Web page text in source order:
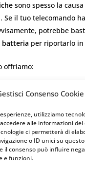
Consenso Cookie
utilizziamo
alle informazioni del
ci permetterà di
o ID unici su
il consenso può influire
e funzioni.
sono spesso la
Se il tuo telecomando
potrebbe
batteria per riportarlo in
offriamo:
telecomando
con
dei circuiti interniper
pulsanti usuratiche non